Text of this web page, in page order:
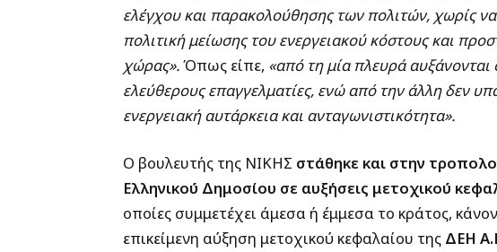
ελέγχου και παρακολούθησης των πολιτών, χωρίς
πολιτική μείωσης του ενεργειακού κόστους και
χώρας».Όπως είπε, «από τη μία πλευρά αυξάνονται
ελεύθερους επαγγελματίες, ενώ από την άλλη δεν
ενεργειακή αυτάρκεια και ανταγωνιστικότητα».
Ο βουλευτής της ΝΙΚΗΣ στάθηκε και στην
Ελληνικού Δημοσίου σε αυξήσεις μετοχικού
οποίες συμμετέχει άμεσα ή έμμεσα το κράτος,
επικείμενη αύξηση μετοχικού κεφαλαίου τηςΔΕΗ